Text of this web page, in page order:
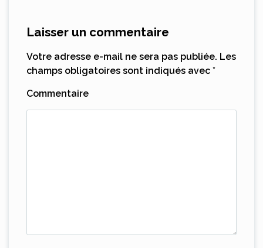
Laisser un commentaire
Votre adresse e-mail ne sera pas publiée. Les
champs obligatoires sont indiqués avec *
Commentaire